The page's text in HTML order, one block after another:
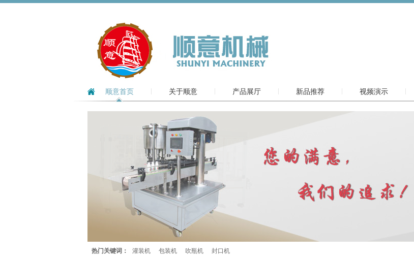
顺意首页 关于顺意 产品展厅 新品推荐 视频演示
热门关键词： 灌装机 包装机 吹瓶机 封口机